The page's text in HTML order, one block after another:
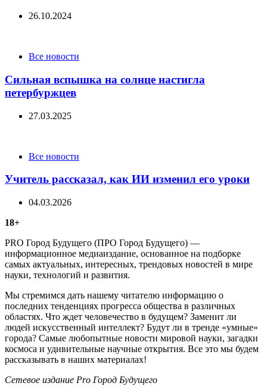
26.10.2024
CategoriesВсе новости
Сильная вспышка на солнце настигла
петербуржцев
27.03.2025
CategoriesВсе новости
Учитель рассказал, как ИИ изменил его уроки
04.03.2026
18+
PRO Город Будущего (ПРО Город Будущего) —
информационное медиаиздание, основанное на подборке
самых актуальных, интересных, трендовых новостей в мире
науки, технологий и развития.
Мы стремимся дать нашему читателю информацию о
последних тенденциях прогресса общества в различных
областях. Что ждет человечество в будущем? Заменит ли
людей искусственный интеллект? Будут ли в тренде «умные»
города? Самые любопытные новости мировой науки, загадки
космоса и удивительные научные открытия. Все это мы будем
рассказывать в наших материалах!
Сетевое издание Рrо Город Будущего